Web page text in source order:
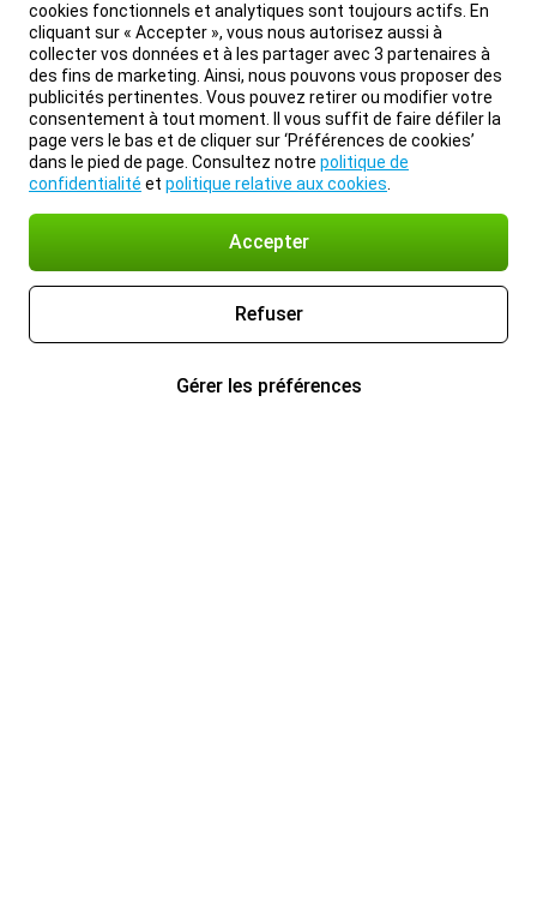
cookies fonctionnels et analytiques sont toujours actifs. En
cliquant sur « Accepter », vous nous autorisez aussi à
collecter vos données et à les partager avec 3 partenaires à
des fins de marketing. Ainsi, nous pouvons vous proposer des
publicités pertinentes. Vous pouvez retirer ou modifier votre
consentement à tout moment. Il vous suffit de faire défiler la
page vers le bas et de cliquer sur ‘Préférences de cookies’
dans le pied de page. Consultez notre politique de
confidentialité et politique relative aux cookies
Accepter
Refuser
Gérer les préférences